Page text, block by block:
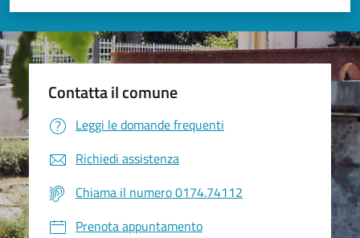
Valuta 5 stelle su 5
Valuta 4 stelle su 5
Valuta 3 stelle su 5
Valuta 2 stelle su 5
Valuta 1 stelle su 5
Contatta il comune
Leggi le domande frequenti
Richiedi assistenza
Chiama il numero 0174.74112
Prenota appuntamento